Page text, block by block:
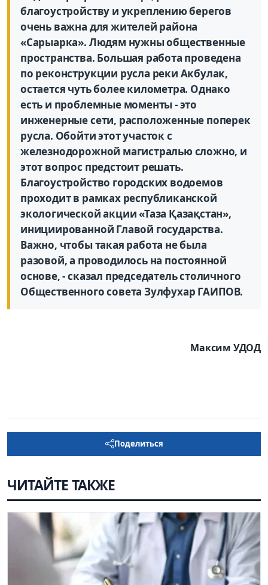
благоустройству и укреплению берегов
очень важна для жителей района
«Сарыарка». Людям нужны общественные
пространства. Большая работа проведена
по реконструкции русла реки Акбулак,
остается чуть более километра. Однако
есть и проблемные моменты - это
инженерные сети, расположенные поперек
русла. Обойти этот участок с
железнодорожной магистралью сложно, и
этот вопрос предстоит решать.
Благоустройство городских водоемов
проходит в рамках республиканской
экологической акции «Таза Қазақстан»,
инициированной Главой государства.
Важно, чтобы такая работа не была
разовой, а проводилось на постоянной
основе, - сказал председатель столичного
Общественного совета Зулфухар ГАИПОВ.
Максим УДОД
Поделиться
ЧИТАЙТЕ ТАКЖЕ